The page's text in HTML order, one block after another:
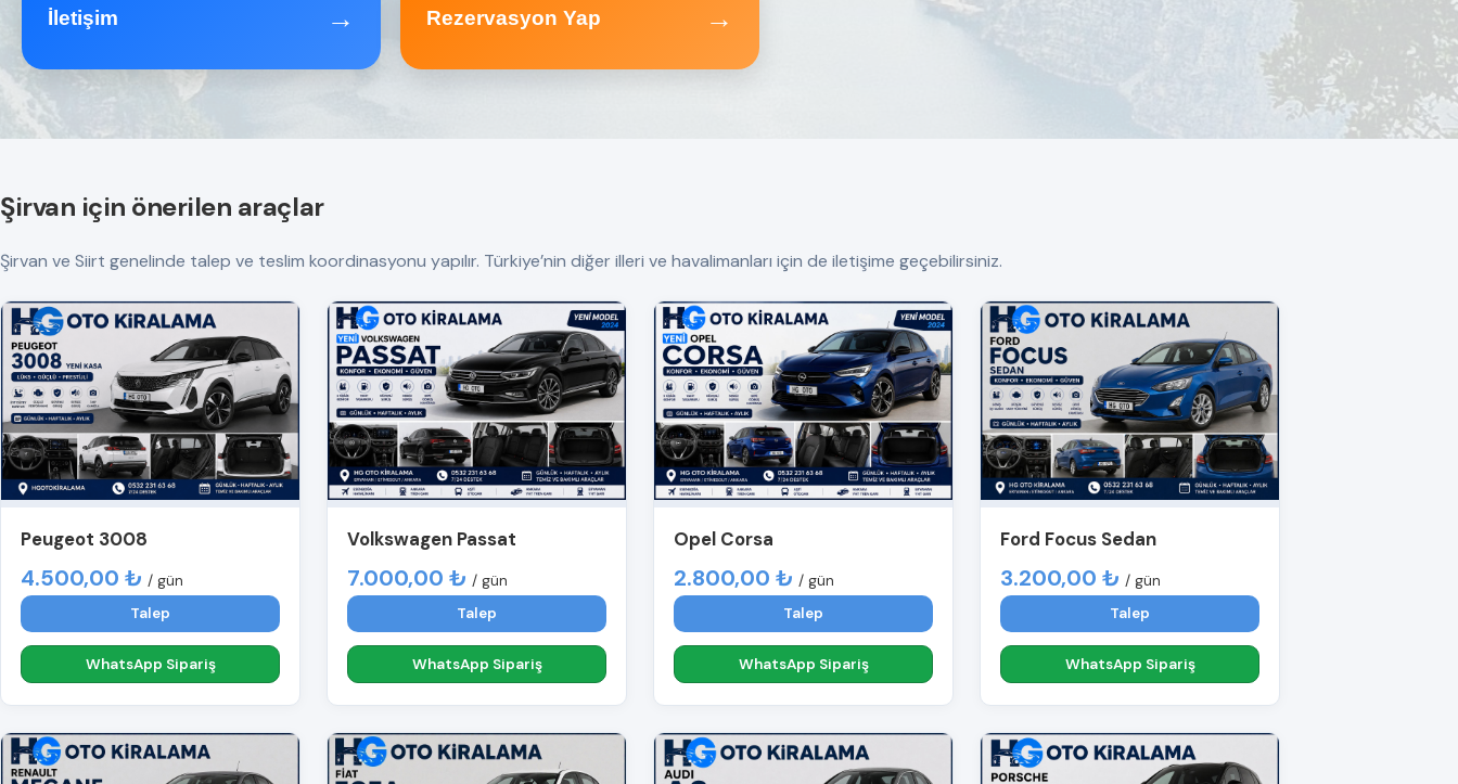
İletişim → Rezervasyon Yap →
Şirvan için önerilen araçlar
Şirvan ve Siirt genelinde talep ve teslim koordinasyonu yapılır. Türkiye’nin diğer illeri ve havalimanları için de iletişime geçebilirsiniz.
Peugeot 3008
4.500,00 ₺ / gün
Talep
WhatsApp Sipariş
Volkswagen Passat
7.000,00 ₺ / gün
Talep
WhatsApp Sipariş
Opel Corsa
2.800,00 ₺ / gün
Talep
WhatsApp Sipariş
Ford Focus Sedan
3.200,00 ₺ / gün
Talep
WhatsApp Sipariş